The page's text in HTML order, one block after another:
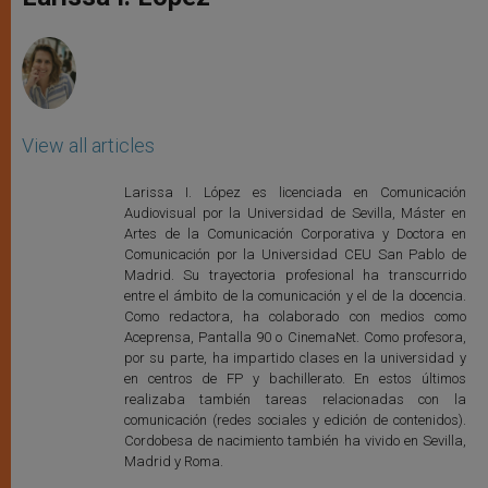
p e k
View all articles
Larissa I. López es licenciada en Comunicación
Audiovisual por la Universidad de Sevilla, Máster en
Artes de la Comunicación Corporativa y Doctora en
Comunicación por la Universidad CEU San Pablo de
Madrid. Su trayectoria profesional ha transcurrido
entre el ámbito de la comunicación y el de la docencia.
Como redactora, ha colaborado con medios como
Aceprensa, Pantalla 90 o CinemaNet. Como profesora,
por su parte, ha impartido clases en la universidad y
en centros de FP y bachillerato. En estos últimos
realizaba también tareas relacionadas con la
comunicación (redes sociales y edición de contenidos).
Cordobesa de nacimiento también ha vivido en Sevilla,
Madrid y Roma.